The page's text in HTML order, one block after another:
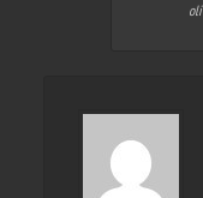
oli